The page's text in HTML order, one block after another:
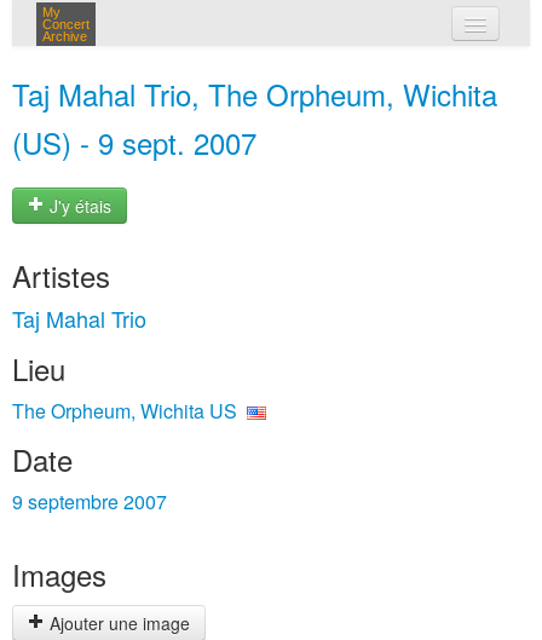
My
Concert
Archive
Taj Mahal Trio, The Orpheum, Wichita
(US) - 9 sept. 2007
J'y étais
Artistes
Taj Mahal Trio
Lieu
The Orpheum, Wichita US
Date
9 septembre 2007
Images
Ajouter une image